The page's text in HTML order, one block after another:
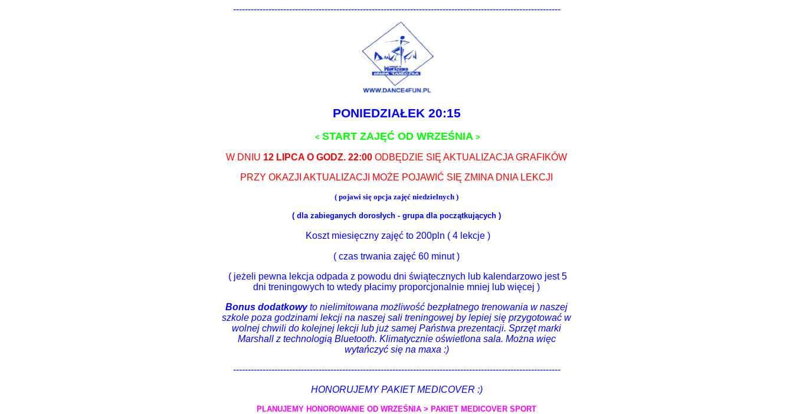
---------------------------------------------------------------------------------------------------------------
PONIEDZIAŁEK20:15
< START ZAJĘĆ OD WRZEŚNIA >
W DNIU 12 LIPCA O GODZ. 22:00 ODBĘDZIE SIĘ AKTUALIZACJA GRAFIKÓW
PRZY OKAZJI AKTUALIZACJI MOŻE POJAWIĆ SIĘ ZMINA DNIA LEKCJI
( pojawi się opcja zajęć niedzielnych )
( dla zabieganych dorosłych - grupa dla początkujących )
Koszt miesięczny zajęć to 200pln ( 4 lekcje )
( czas trwania zajęć 60 minut )
( jeżeli pewna lekcja odpada z powodu dni świątecznych lub kalendarzowo jest 5
dni treningowych to wtedy płacimy proporcjonalnie mniej lub więcej )
Bonus dodatkowyto nielimitowana możliwość bezpłatnego trenowania w naszej
szkole poza godzinami lekcji na naszej sali treningowej by lepiej się przygotować w
wolnej chwili do kolejnej lekcji lub już samej Państwa prezentacji. Sprzęt marki
Marshall z technologią Bluetooth. Klimatycznie oświetlona sala. Można więc
wytańczyć się na maxa :)
---------------------------------------------------------------------------------------------------------------
HONORUJEMY PAKIET MEDICOVER :)
PLANUJEMY HONOROWANIE OD WRZEŚNIA > PAKIET MEDICOVER SPORT